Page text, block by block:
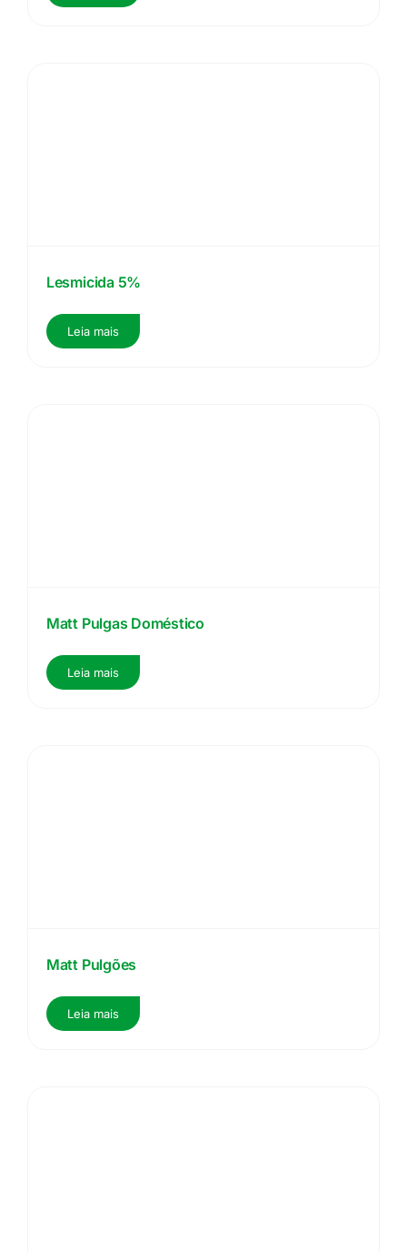
Lesmicida 5%
Leia mais
Matt Pulgas Doméstico
Leia mais
Matt Pulgões
Leia mais